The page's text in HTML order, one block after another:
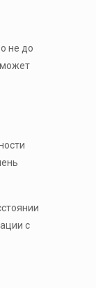
не до
может
с